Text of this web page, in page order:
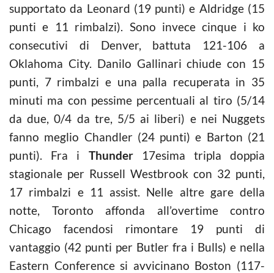
supportato da Leonard (19 punti) e Aldridge (15
punti e 11 rimbalzi). Sono invece cinque i ko
consecutivi di Denver, battuta 121-106 a
Oklahoma City. Danilo Gallinari chiude con 15
punti, 7 rimbalzi e una palla recuperata in 35
minuti ma con pessime percentuali al tiro (5/14
da due, 0/4 da tre, 5/5 ai liberi) e nei Nuggets
fanno meglio Chandler (24 punti) e Barton (21
punti). Fra i Thunder17esima tripla doppia
stagionale per Russell Westbrook con 32 punti,
17 rimbalzi e 11 assist. Nelle altre gare della
notte, Toronto affonda all’overtime contro
Chicago facendosi rimontare 19 punti di
vantaggio (42 punti per Butler fra i Bulls) e nella
Eastern Conference si avvicinano Boston (117-